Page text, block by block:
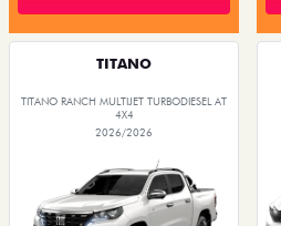
TITANO
TITANO RANCH MULTIJET TURBODIESEL AT
4X4
2026/2026